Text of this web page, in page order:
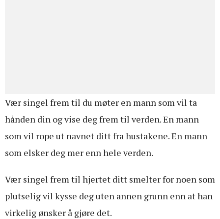
Vær singel frem til du møter en mann som vil ta
hånden din og vise deg frem til verden. En mann
som vil rope ut navnet ditt fra hustakene. En mann
som elsker deg mer enn hele verden.
Vær singel frem til hjertet ditt smelter for noen som
plutselig vil kysse deg uten annen grunn enn at han
virkelig ønsker å gjøre det.